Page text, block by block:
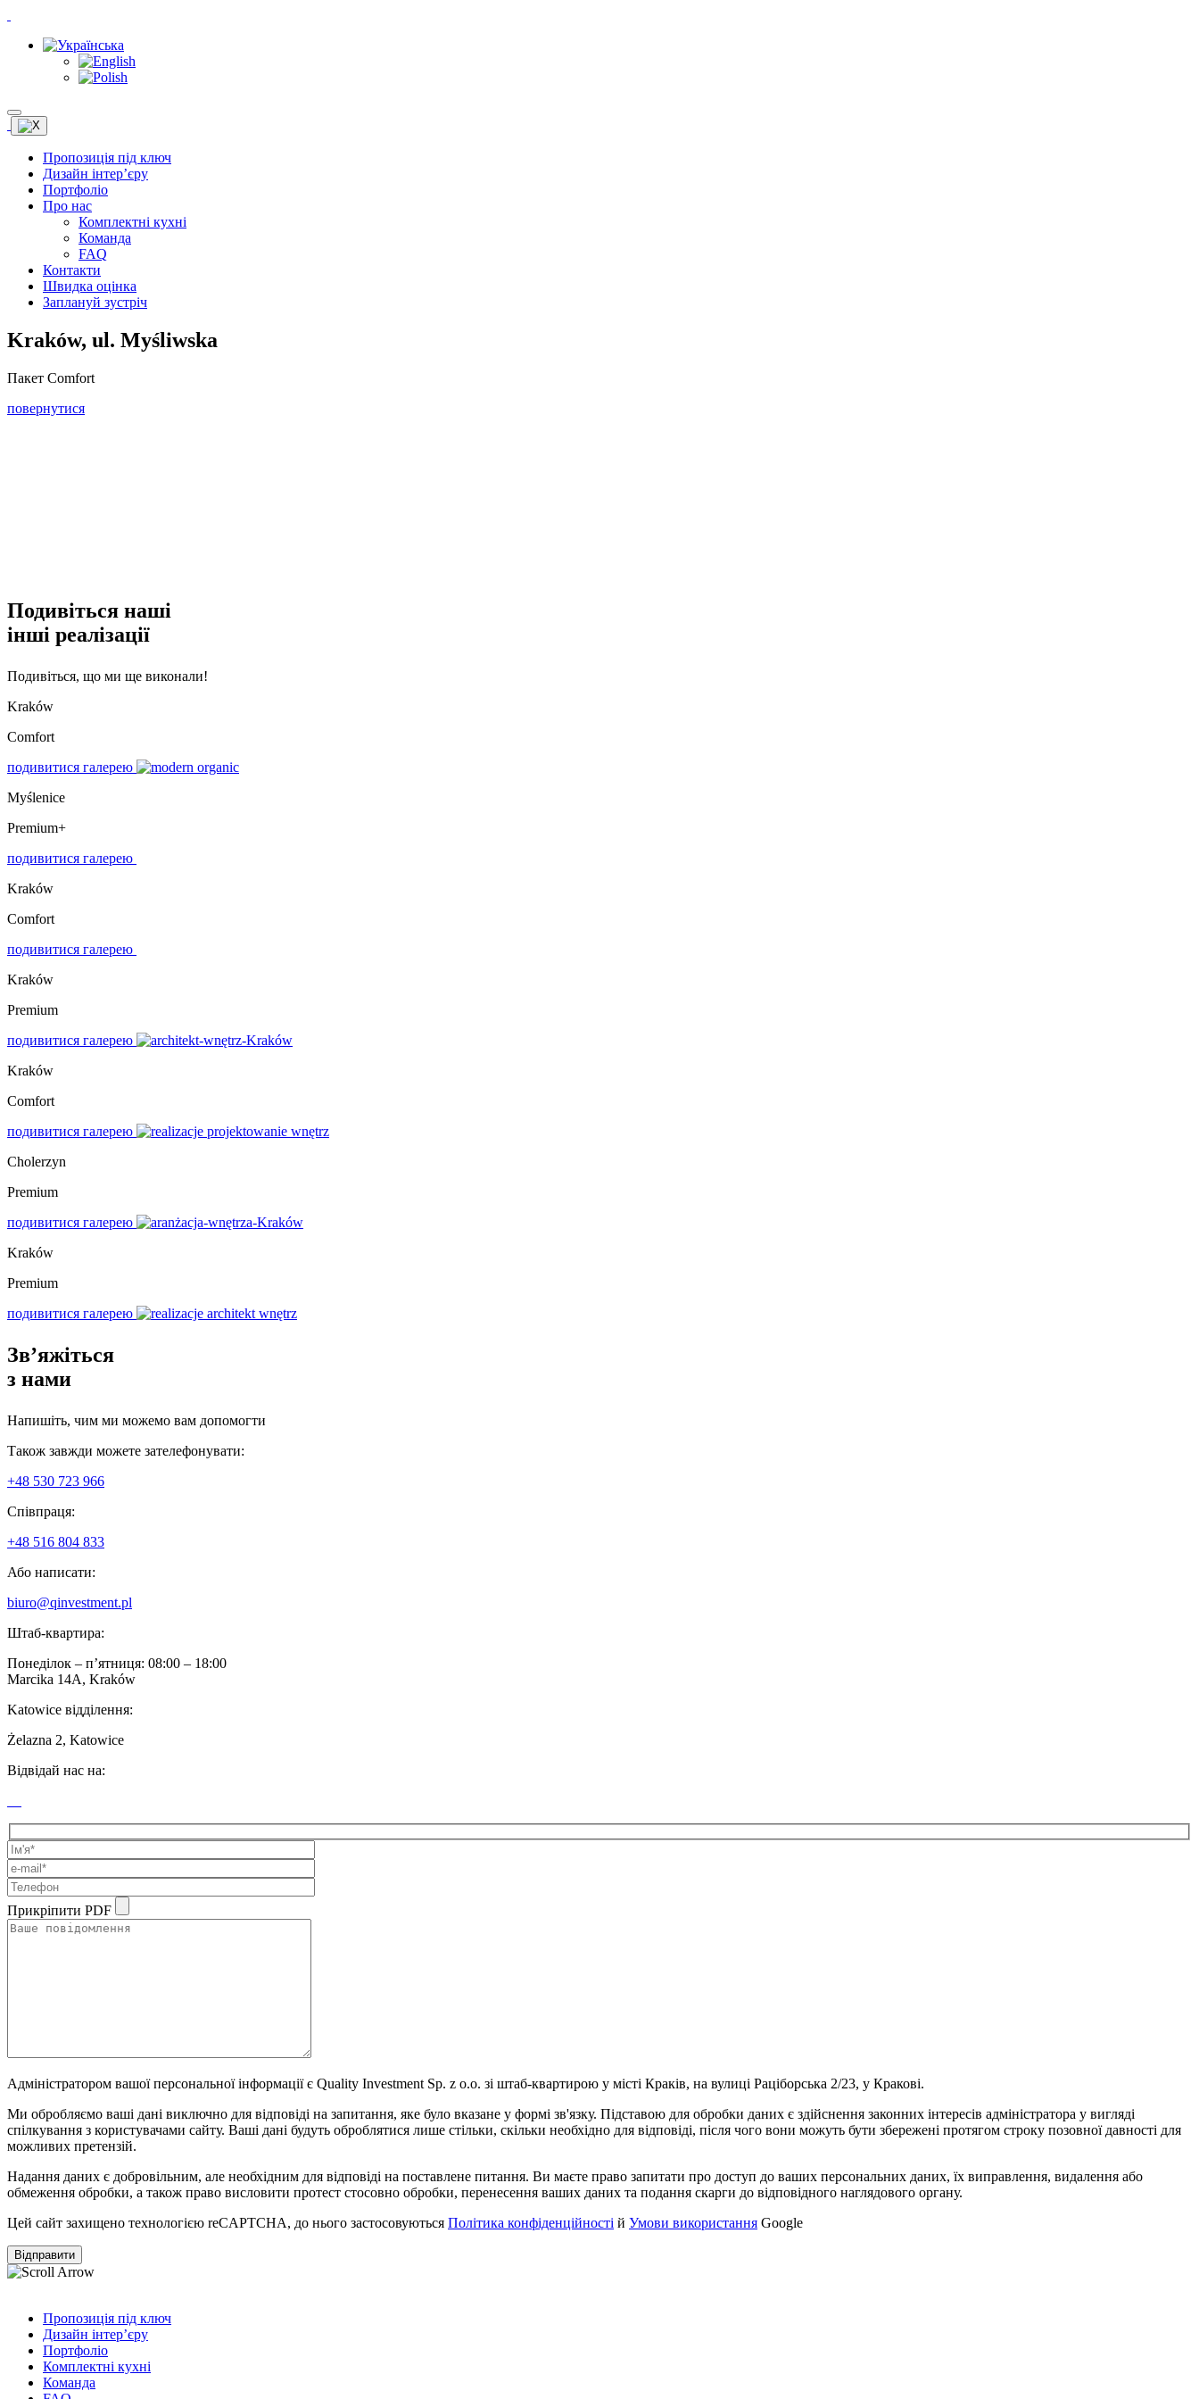
Пропозиція під ключ
Дизайн інтер’єру
Портфоліо
Про нас
Комплектні кухні
Команда
FAQ
Контакти
Швидка оцінка
Заплануй зустріч
Kraków, ul. Myśliwska
Пакет Comfort
повернутися
Подивіться наші
інші реалізації
Подивіться, що ми ще виконали!
Kraków
Comfort
подивитися галерею
Myślenice
Premium+
подивитися галерею
Kraków
Comfort
подивитися галерею
Kraków
Premium
подивитися галерею
Kraków
Comfort
подивитися галерею
Cholerzyn
Premium
подивитися галерею
Kraków
Premium
подивитися галерею
Зв’яжіться
з нами
Напишіть, чим ми можемо вам допомогти
Також завжди можете зателефонувати:
+48 530 723 966
Співпраця:
+48 516 804 833
Або написати:
biuro@qinvestment.pl
Штаб-квартира:
Понеділок – п’ятниця: 08:00 – 18:00
Marcika 14A, Kraków
Katowice відділення:
Żelazna 2, Katowice
Відвідай нас на:
Прикріпити PDF
Адміністратором вашої персональної інформації є Quality Investment Sp. z o.o. зі штаб-квартирою у місті Краків, на вулиці Раціборська 2/23, у Кракові.
Ми обробляємо ваші дані виключно для відповіді на запитання, яке було вказане у формі зв'язку. Підставою для обробки даних є здійснення законних інтересів адміністратора у вигляді
спілкування з користувачами сайту. Ваші дані будуть оброблятися лише стільки, скільки необхідно для відповіді, після чого вони можуть бути збережені протягом строку позовної давності для
можливих претензій.
Надання даних є добровільним, але необхідним для відповіді на поставлене питання. Ви маєте право запитати про доступ до ваших персональних даних, їх виправлення, видалення або
обмеження обробки, а також право висловити протест стосовно обробки, перенесення ваших даних та подання скарги до відповідного наглядового органу.
Цей сайт захищено технологією reCAPTCHA, до нього застосовуються Політика конфіденційності й Умови використання Google
Пропозиція під ключ
Дизайн інтер’єру
Портфоліо
Комплектні кухні
Команда